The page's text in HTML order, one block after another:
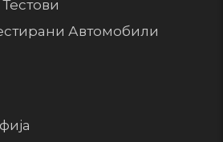
Автомобили